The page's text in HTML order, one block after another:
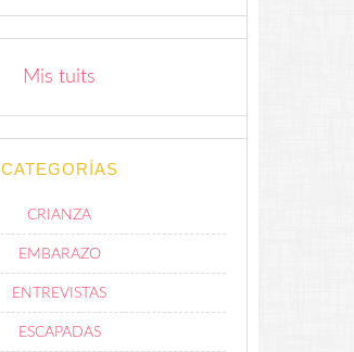
Mis tuits
CATEGORÍAS
CRIANZA
EMBARAZO
ENTREVISTAS
ESCAPADAS